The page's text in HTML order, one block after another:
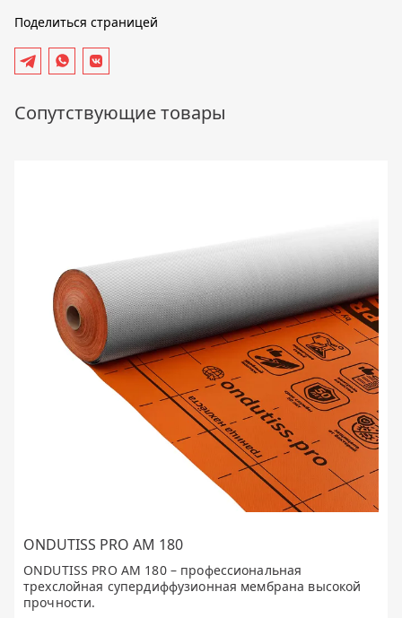
Поделиться страницей
Сопутствующие товары
ONDUTISS PRO AM 180
ONDUTISS PRO AM 180 – профессиональная
трехслойная супердиффузионная мембрана высокой
прочности.